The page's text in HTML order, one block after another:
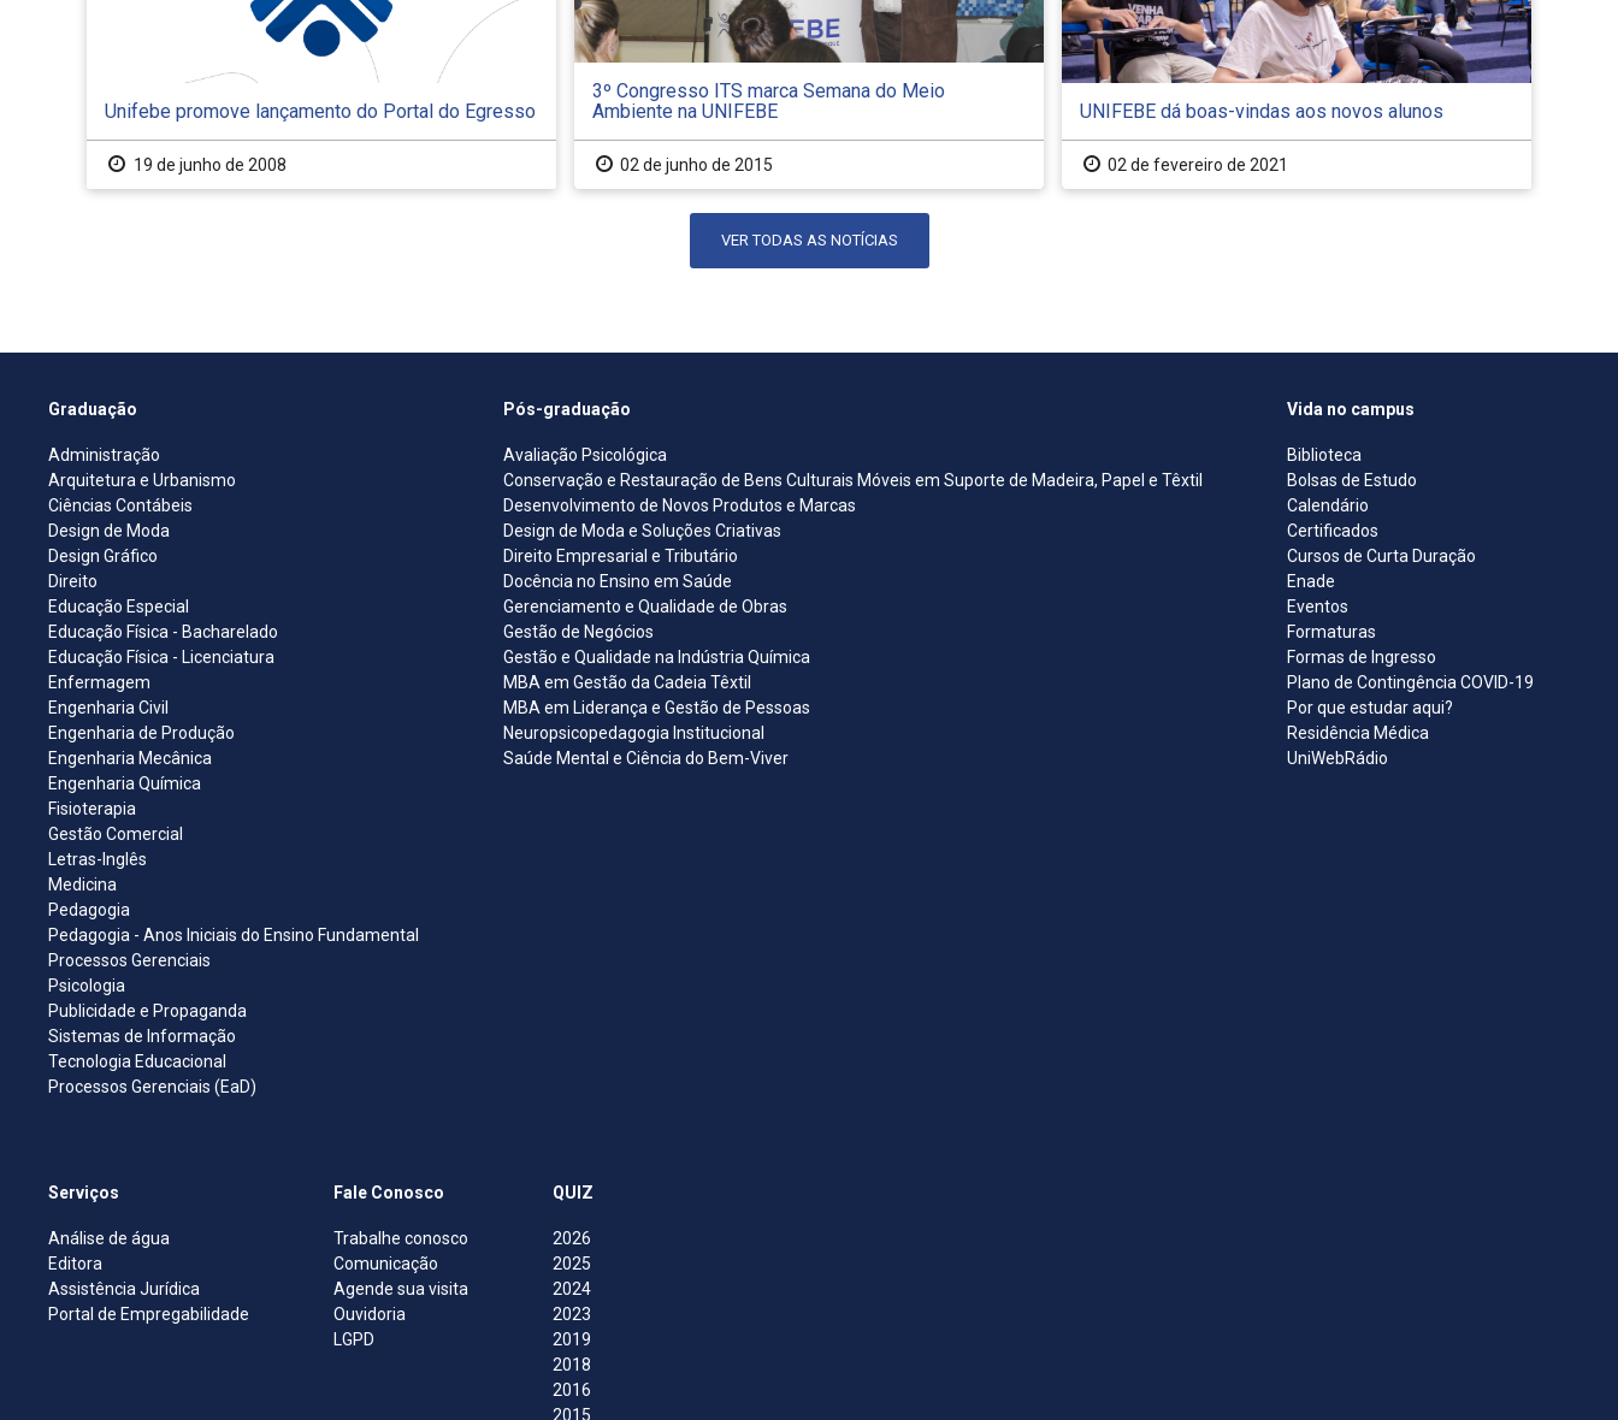
Unifebe promove lançamento do Portal do Egresso
19 de junho de 2008
3º Congresso ITS marca Semana do Meio
Ambiente na UNIFEBE
02 de junho de 2015
UNIFEBE dá boas-vindas aos novos alunos
02 de fevereiro de 2021
VER TODAS AS NOTÍCIAS
Graduação
Administração
Arquitetura e Urbanismo
Ciências Contábeis
Design de Moda
Design Gráfico
Direito
Educação Especial
Educação Física - Bacharelado
Educação Física - Licenciatura
Enfermagem
Engenharia Civil
Engenharia de Produção
Engenharia Mecânica
Engenharia Química
Fisioterapia
Gestão Comercial
Letras-Inglês
Medicina
Pedagogia
Pedagogia - Anos Iniciais do Ensino Fundamental
Processos Gerenciais
Psicologia
Publicidade e Propaganda
Sistemas de Informação
Tecnologia Educacional
Processos Gerenciais (EaD)
Pós-graduação
Avaliação Psicológica
Conservação e Restauração de Bens Culturais Móveis em Suporte de Madeira, Papel e Têxtil
Desenvolvimento de Novos Produtos e Marcas
Design de Moda e Soluções Criativas
Direito Empresarial e Tributário
Docência no Ensino em Saúde
Gerenciamento e Qualidade de Obras
Gestão de Negócios
Gestão e Qualidade na Indústria Química
MBA em Gestão da Cadeia Têxtil
MBA em Liderança e Gestão de Pessoas
Neuropsicopedagogia Institucional
Saúde Mental e Ciência do Bem-Viver
Vida no campus
Biblioteca
Bolsas de Estudo
Calendário
Certificados
Cursos de Curta Duração
Enade
Eventos
Formaturas
Formas de Ingresso
Plano de Contingência COVID-19
Por que estudar aqui?
Residência Médica
UniWebRádio
Serviços
Análise de água
Editora
Assistência Jurídica
Portal de Empregabilidade
Fale Conosco
Trabalhe conosco
Comunicação
Agende sua visita
Ouvidoria
LGPD
QUIZ
2026
2025
2024
2023
2019
2018
2016
2015